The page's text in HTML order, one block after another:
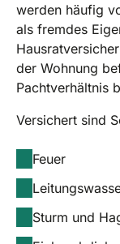
werden häufig
als fremdes
der Wohnung
Pachtverhältnis
Versichert sind
Feuer
Sturm und